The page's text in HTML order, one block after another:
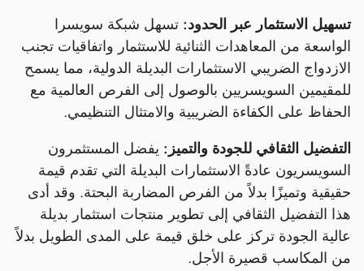
تسهيل الاستثمار عبر الحدود: تسهل شبكة سويسرا
الواسعة من المعاهدات الثنائية للاستثمار واتفاقيات تجنب
الازدواج الضريبي الاستثمارات البديلة الدولية، مما يسمح
للمقيمين السويسريين بالوصول إلى الفرص العالمية مع
الحفاظ على الكفاءة الضريبية والامتثال التنظيمي.
التفضيل الثقافي للجودة والتميز: يفضل المستثمرون
السويسريون عادةً الاستثمارات البديلة التي تقدم قيمة
حقيقية وتميزًا بدلاً من الفرص المضاربة البحتة. وقد أدى
هذا التفضيل الثقافي إلى تطوير منتجات استثمار بديلة
عالية الجودة تركز على خلق قيمة على المدى الطويل بدلاً
من المكاسب قصيرة الأجل.